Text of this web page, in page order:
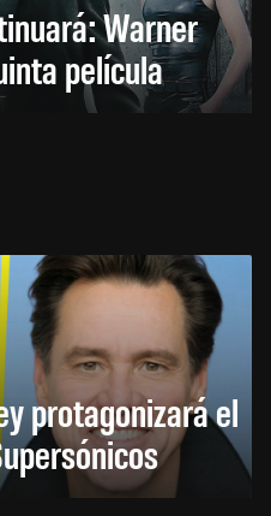
Warner
película
protagonizará el